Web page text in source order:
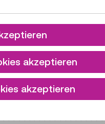
akzeptieren
akzeptieren